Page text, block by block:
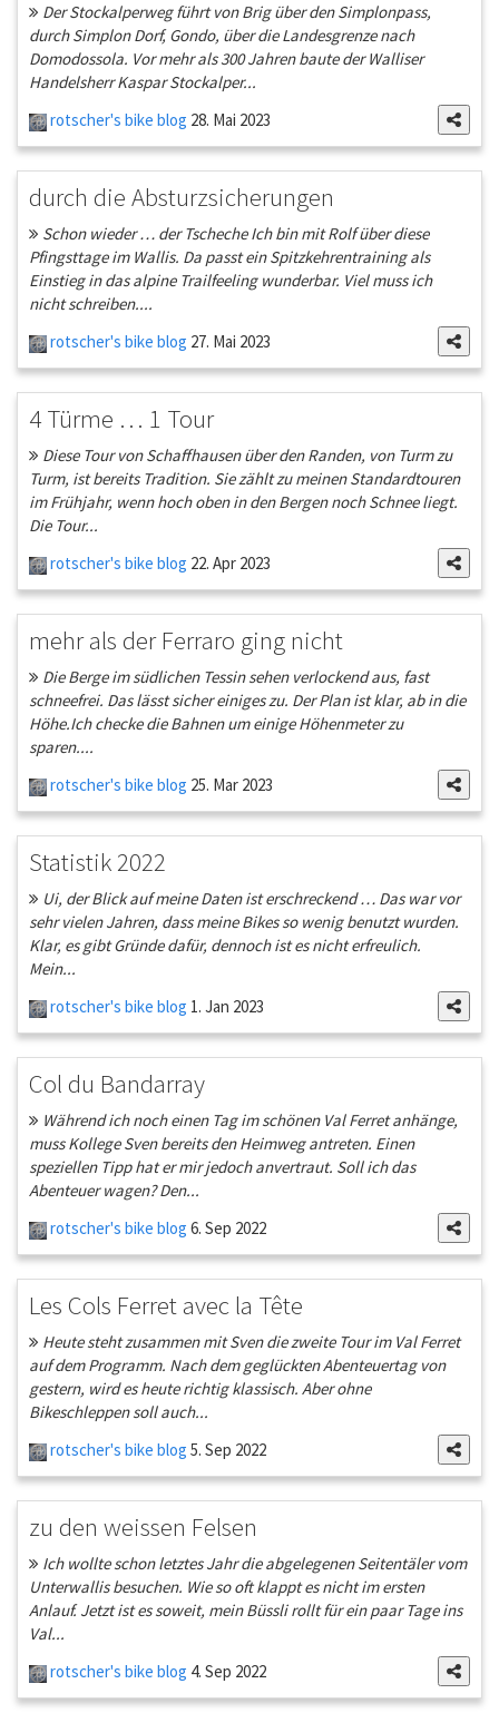
Der Stockalperweg führt von Brig über den Simplonpass,
durch Simplon Dorf, Gondo, über die Landesgrenze nach
Domodossola. Vor mehr als 300 Jahren baute der Walliser
Handelsherr Kaspar Stockalper...
rotscher's bike blog 28. Mai 2023
durch die Absturzsicherungen
Schon wieder … der Tscheche Ich bin mit Rolf über diese
Pfingsttage im Wallis. Da passt ein Spitzkehrentraining als
Einstieg in das alpine Trailfeeling wunderbar. Viel muss ich
nicht schreiben....
rotscher's bike blog 27. Mai 2023
4 Türme … 1 Tour
Diese Tour von Schaffhausen über den Randen, von Turm zu
Turm, ist bereits Tradition. Sie zählt zu meinen Standardtouren
im Frühjahr, wenn hoch oben in den Bergen noch Schnee liegt.
Die Tour...
rotscher's bike blog 22. Apr 2023
mehr als der Ferraro ging nicht
Die Berge im südlichen Tessin sehen verlockend aus, fast
schneefrei. Das lässt sicher einiges zu. Der Plan ist klar, ab in die
Höhe.Ich checke die Bahnen um einige Höhenmeter zu
sparen....
rotscher's bike blog 25. Mar 2023
Statistik 2022
Ui, der Blick auf meine Daten ist erschreckend … Das war vor
sehr vielen Jahren, dass meine Bikes so wenig benutzt wurden.
Klar, es gibt Gründe dafür, dennoch ist es nicht erfreulich.
Mein...
rotscher's bike blog 1. Jan 2023
Col du Bandarray
Während ich noch einen Tag im schönen Val Ferret anhänge,
muss Kollege Sven bereits den Heimweg antreten. Einen
speziellen Tipp hat er mir jedoch anvertraut. Soll ich das
Abenteuer wagen? Den...
rotscher's bike blog 6. Sep 2022
Les Cols Ferret avec la Tête
Heute steht zusammen mit Sven die zweite Tour im Val Ferret
auf dem Programm. Nach dem geglückten Abenteuertag von
gestern, wird es heute richtig klassisch. Aber ohne
Bikeschleppen soll auch...
rotscher's bike blog 5. Sep 2022
zu den weissen Felsen
Ich wollte schon letztes Jahr die abgelegenen Seitentäler vom
Unterwallis besuchen. Wie so oft klappt es nicht im ersten
Anlauf. Jetzt ist es soweit, mein Büssli rollt für ein paar Tage ins
Val...
rotscher's bike blog 4. Sep 2022